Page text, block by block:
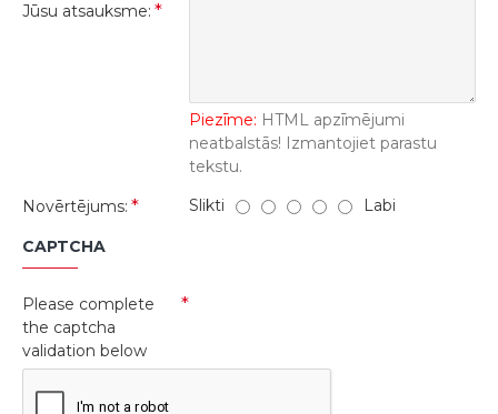
Jūsu atsauksme:
Piezīme: HTML apzīmējumi
neatbalstās! Izmantojiet parastu
tekstu.
Novērtējums:
Slikti Labi
CAPTCHA
Please complete
the captcha
validation below